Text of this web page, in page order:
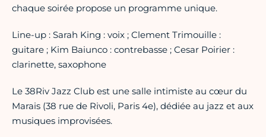
chaque soirée propose un programme unique.
Line-up : Sarah King : voix ; Clement Trimouille :
guitare ; Kim Baiunco : contrebasse ; Cesar Poirier :
clarinette, saxophone
Le 38Riv Jazz Club est une salle intimiste au cœur du
Marais (38 rue de Rivoli, Paris 4e), dédiée au jazz et aux
musiques improvisées.